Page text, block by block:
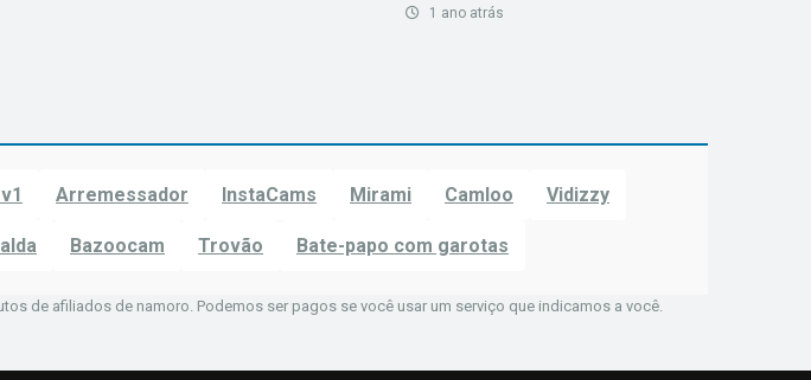
1 ano atrás
Arremessador InstaCams Mirami Camloo Vidizzy
Bazoocam Trovão Bate-papo com garotas
de afiliados de namoro. Podemos ser pagos se você usar um serviço que indicamos a você.